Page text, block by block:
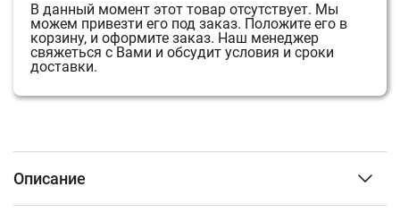
В данный момент этот товар отсутствует. Мы
можем привезти его под заказ. Положите его в
корзину, и оформите заказ. Наш менеджер
свяжеться с Вами и обсудит условия и сроки
доставки.
Описание